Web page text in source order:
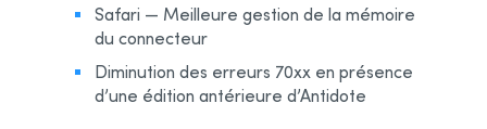
Safari — Meilleure gestion de la mémoire
du connecteur
Diminution des erreurs 70xx en présence
d’une édition antérieure d’Antidote